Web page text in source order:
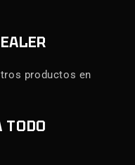
productos en